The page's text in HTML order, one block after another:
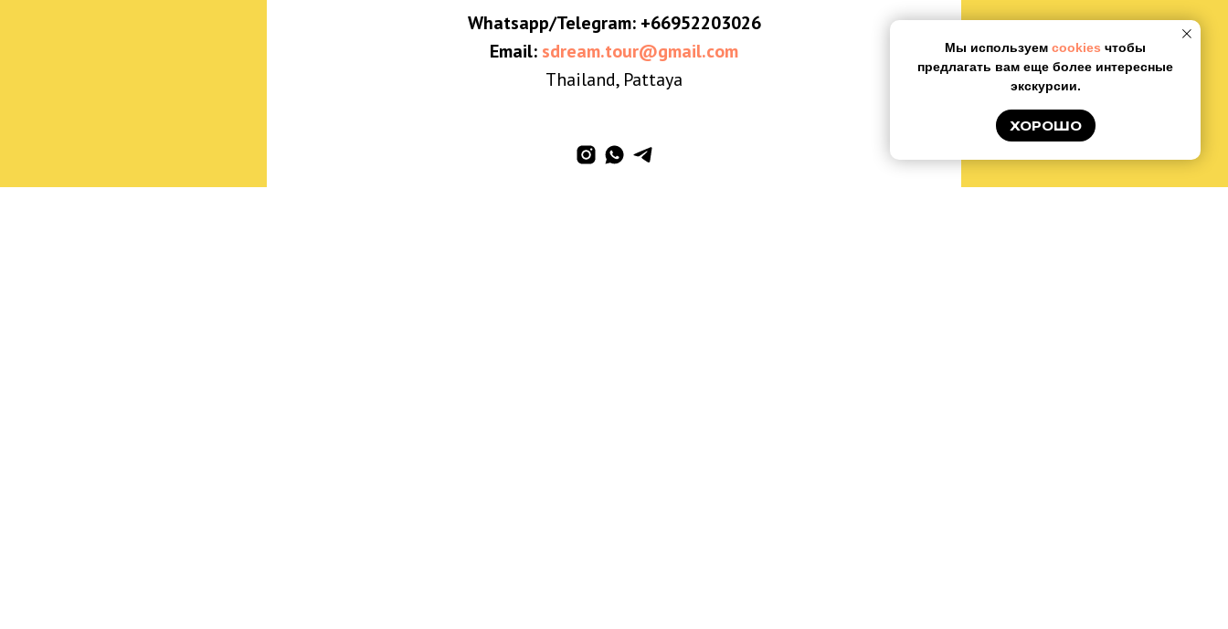
Whatsapp/Telegram: +66952203026
Email: sdream.tour@gmail.com
Thailand, Pattaya
Мы используем cookies чтобы
предлагать вам еще более интересные
экскурсии.
ХОРОШО